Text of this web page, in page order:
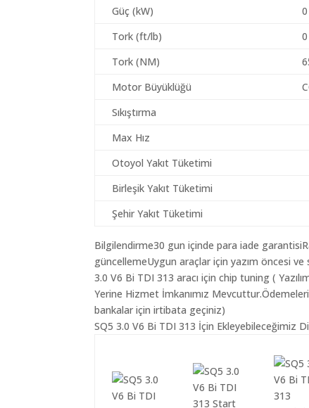
Güç (kW)
Tork (ft/lb)
Tork (NM)
Motor Büyüklüğü
Sıkıştırma
Max Hız
Otoyol Yakıt Tüketimi
Birleşik Yakıt Tüketimi
Şehir Yakıt Tüketimi
Bilgilendirme30 gun içinde para iade
güncellemeUygun araçlar için yazım öncesi
3.0 V6 Bi TDI 313 aracı için chip tuning (
Yerine Hizmet İmkanımız
bankalar için irtibata geçiniz)
SQ5 3.0 V6 Bi TDI 313 İçin Ekleyebileceğimiz